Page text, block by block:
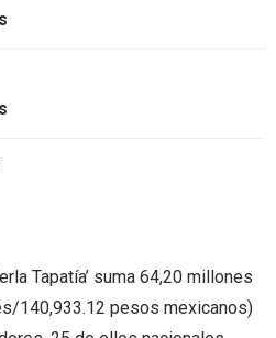
Tapatía’ suma 64,20 millones
140,933.12 pesos mexicanos)